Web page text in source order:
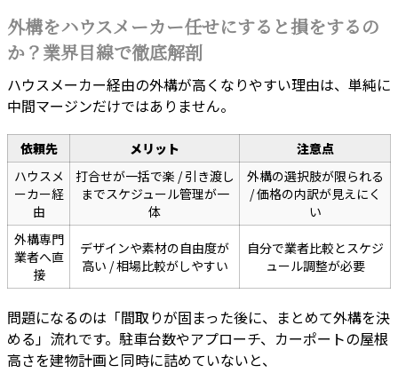
外構をハウスメーカー任せにすると損をするの
か？業界目線で徹底解剖
ハウスメーカー経由の外構が高くなりやすい理由は、単純に
中間マージンだけではありません。
依頼先 メリット
注意点
ハウスメ
ーカー経
由
打合せが一括で楽 / 引き渡し
までスケジュール管理が一
体
外構の選択肢が限られる
/ 価格の内訳が見えにく
い
外構専門
業者へ直
接
デザインや素材の自由度が
高い / 相場比較がしやすい
自分で業者比較とスケジ
ュール調整が必要
問題になるのは「間取りが固まった後に、まとめて外構を決
める」流れです。駐車台数やアプローチ、カーポートの屋根
高さを建物計画と同時に詰めていないと、